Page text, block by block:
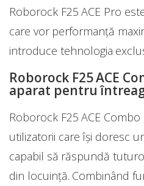
Roborock F25 ACE Pro
care vor performanță
introduce tehnologia
Roborock F25 ACE
aparat pentru
Roborock F25 ACE
utilizatorii care își doresc
capabil să răspundă
din locuință. Combinând